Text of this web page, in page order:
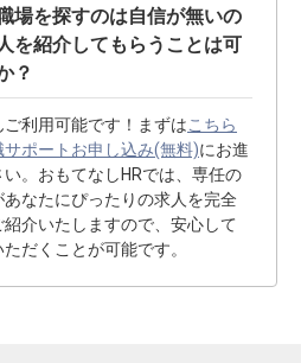
場を探すのは自信が無いの
を紹介してもらうことは可
？
ご利用可能です！まずはこちら
サポートお申し込み(無料)にお進
。おもてなしHRでは、専任の
あなたにぴったりの求人を完全
紹介いたしますので、安心して
だくことが可能です。